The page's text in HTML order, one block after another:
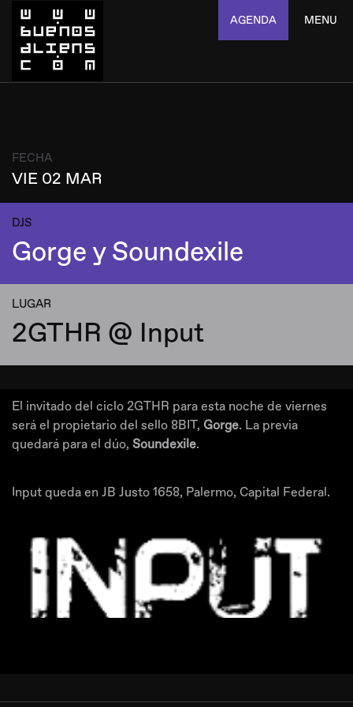
AGENDA MENU
FECHA
VIE 02 MAR
DJS
Gorge y Soundexile
LUGAR
2GTHR @ Input
El invitado del ciclo 2GTHR para esta noche de viernes
será el propietario del sello 8BIT, Gorge. La previa
quedará para el dúo, Soundexile.
Input queda en JB Justo 1658, Palermo, Capital Federal.